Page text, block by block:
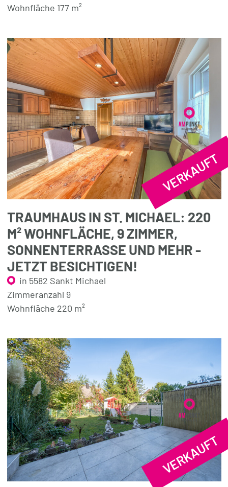
Wohnfläche 177 m²
VERKAUFT
TRAUMHAUS IN ST. MICHAEL: 220
M² WOHNFLÄCHE, 9 ZIMMER,
SONNENTERRASSE UND MEHR -
JETZT BESICHTIGEN!
in 5582 Sankt Michael
Zimmeranzahl 9
Wohnfläche 220 m²
VERKAUFT